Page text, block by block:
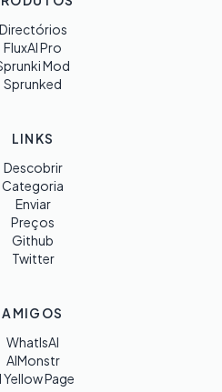
Directórios
FluxAI Pro
Mod
Sprunked
LINKS
Descobrir
Categoria
Enviar
Preços
Github
Twitter
AMIGOS
WhatIsAI
AIMonstr
Yellow Page